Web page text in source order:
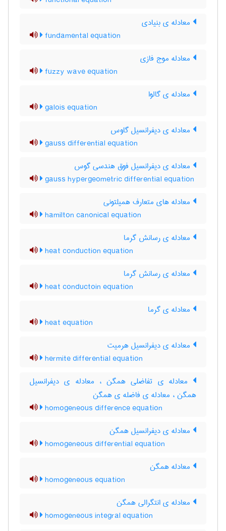
معادله ی بنیادی
fundamental equation
معادله موج فازی
fuzzy wave equation
معادله ی گالوا
galois equation
معادله ی دیفرانسیل گاوس
gauss differential equation
معادله ی دیفرانسیل فوق هندسی گوس
gauss hypergeometric differential equation
معادله های متعارف همیلتونی
hamilton canonical equation
معادله ی رسانش گرما
heat conduction equation
معادله ی رسانش گرما
heat conductoin equation
معادله ی گرما
heat equation
معادله ی دیفرانسیل هرمیت
hermite differential equation
معادله ی تفاضلی همگن ، معادله ی دیفرانسیل
همگن ، معادله ی فاضله ی همگن
homogeneous difference equation
معادله ی دیفرانسیل همگن
homogeneous differential equation
معادله همگن
homogeneous equation
معادله ی انتگرالی همگن
homogeneous integral equation